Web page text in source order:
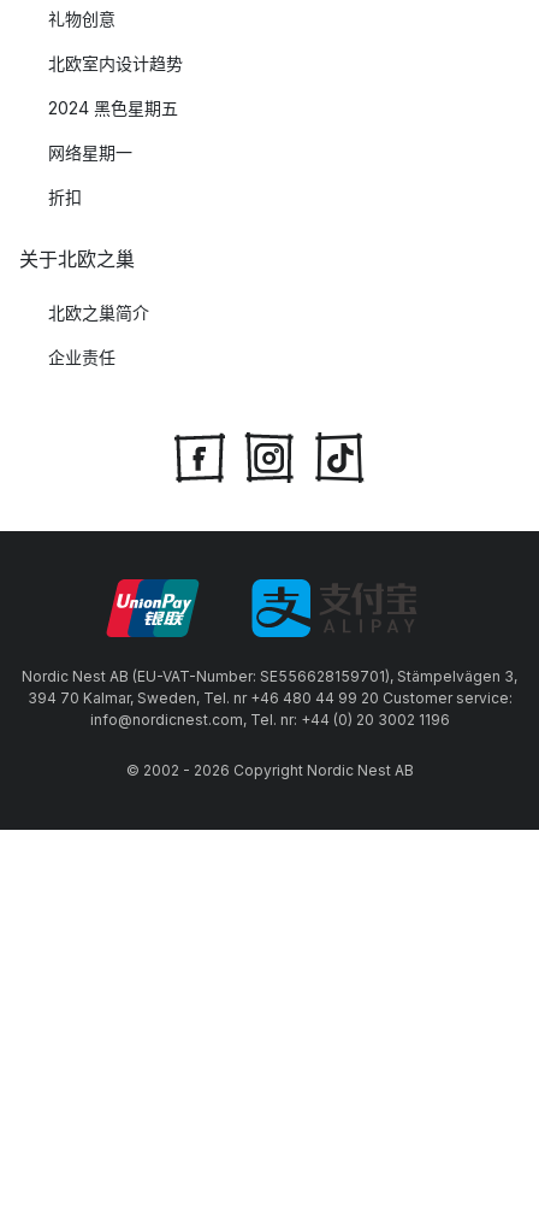
礼物创意
北欧室内设计趋势
2024 黑色星期五
网络星期一
折扣
关于北欧之巢
北欧之巢简介
企业责任
Nordic Nest AB (EU-VAT-Number: SE556628159701), Stämpelvägen 3,
394 70 Kalmar, Sweden, Tel. nr +46 480 44 99 20 Customer service:
info@nordicnest.com, Tel. nr: +44 (0) 20 3002 1196
© 2002 - 2026 Copyright Nordic Nest AB